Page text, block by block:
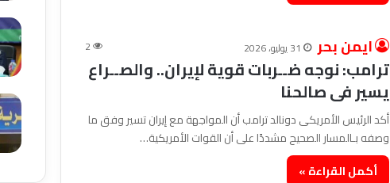
ايمن بحر 31 يوليو، 2026 2
ترامب: نوجه ضــربات قوية لإيران.. والصــراع
يسير فى صالحنا
أكد الرئيس الأمريكى دونالد ترامب أن المواجهة مع إيران تسير وفق ما
وصفه بـالمسار الصحيح مشددًا على أن القوات الأمريكية…
أكمل القراءة »